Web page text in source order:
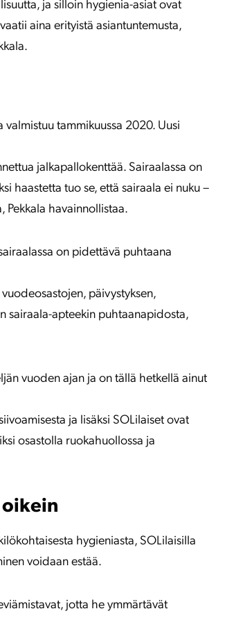
ja silloin hygienia-asiat ovat
aina erityistä asiantuntemusta,
tammikuussa 2020. Uusi
jalkapallokenttää. Sairaalassa on
haastetta tuo se, että sairaala ei nuku –
Pekkala havainnollistaa.
on pidettävä puhtaana
päivystyksen,
sairaala-apteekin puhtaanapidosta,
vuoden ajan ja on tällä hetkellä ainut
ja lisäksi SOLilaiset ovat
osastolla ruokahuollossa ja
hygieniasta, SOLilaisilla
voidaan estää.
jotta he ymmärtävät